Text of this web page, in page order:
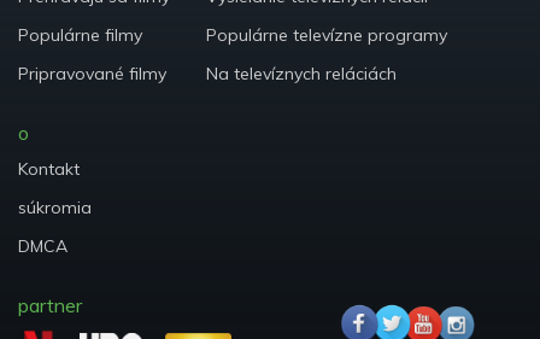
Populárne filmy
Pripravované filmy
Populárne televízne programy
Na televíznych reláciách
o
Kontakt
súkromia
DMCA
partner